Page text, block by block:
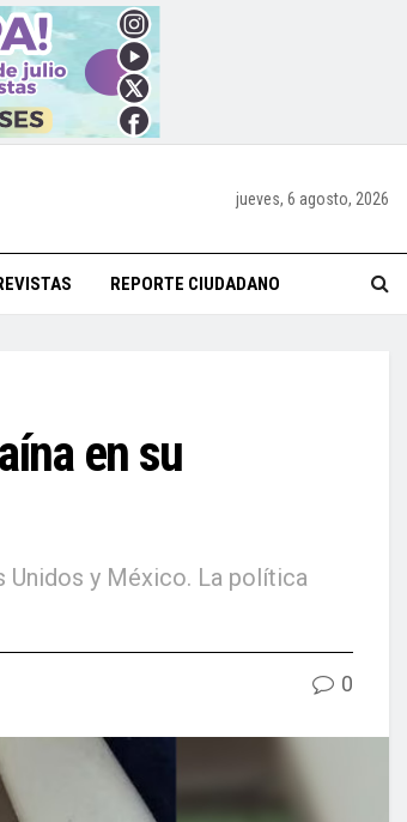
jueves, 6 agosto, 2026
REPORTE CIUDADANO
en su
Unidos y México. La política
0